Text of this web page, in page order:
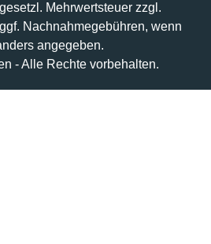
Mehrwertsteuer zzgl.
Nachnahmegebühren, wenn
angegeben.
- Alle Rechte vorbehalten.